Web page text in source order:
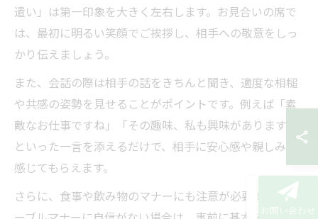
遣い」は第一印象を大きく左右します。お見合いの席で
は、最初に明るい笑顔でご挨拶し、相手への敬意をしっ
かり伝えましょう。
また、会話の際は相手の話をきちんと聞き、適度な相槌
や共感の姿勢を見せることがポイントです。例えば「素
敵なお仕事ですね」「その趣味、私も興味があります」
といった一言を添えるだけで、相手に安心感や親しみを
感じてもらえます。
さらに、食事や飲み物のマナーにも注意が必要です。テ
お問い合わせ